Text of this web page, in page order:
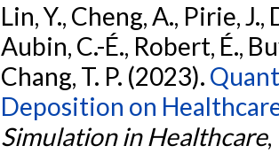
Lin, Y., Cheng, A., Pirie, J.,
Aubin, C.-É., Robert, É.,
Chang, T. P. (2023).
Deposition on
Simulation in Healthcare,